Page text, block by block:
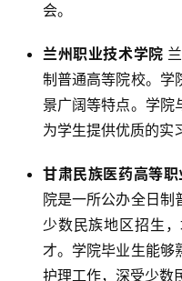
会。
兰州职业技术学院
制普通高等院校。学
景广阔等特点。学院
为学生提供优质的实
甘肃民族医药高等
院是一所公办全日制
少数民族地区招生
才。学院毕业生能够
护理工作，深受少数